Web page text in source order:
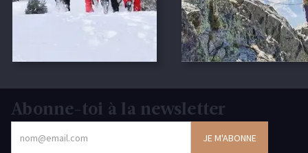
Abonne-toi à la newsletter